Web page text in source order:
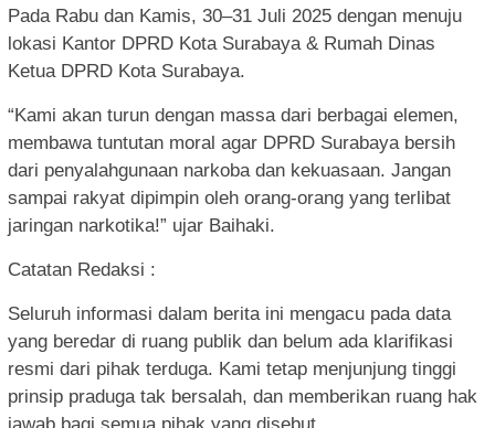
Pada Rabu dan Kamis, 30–31 Juli 2025 dengan menuju
lokasi Kantor DPRD Kota Surabaya & Rumah Dinas
Ketua DPRD Kota Surabaya.
“Kami akan turun dengan massa dari berbagai elemen,
membawa tuntutan moral agar DPRD Surabaya bersih
dari penyalahgunaan narkoba dan kekuasaan. Jangan
sampai rakyat dipimpin oleh orang-orang yang terlibat
jaringan narkotika!” ujar Baihaki.
Catatan Redaksi :
Seluruh informasi dalam berita ini mengacu pada data
yang beredar di ruang publik dan belum ada klarifikasi
resmi dari pihak terduga. Kami tetap menjunjung tinggi
prinsip praduga tak bersalah, dan memberikan ruang hak